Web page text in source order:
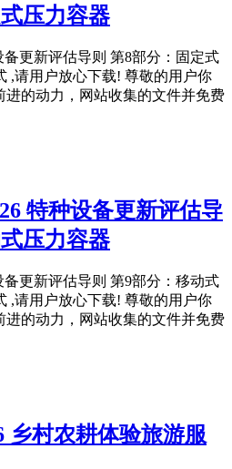
压力容器
备更新评估导则 第8部分：固定式
,请用户放心下载! 尊敬的用户你
的动力，网站收集的文件并免费
特种设备更新评估导
压力容器
备更新评估导则 第9部分：移动式
,请用户放心下载! 尊敬的用户你
的动力，网站收集的文件并免费
乡村农耕体验旅游服